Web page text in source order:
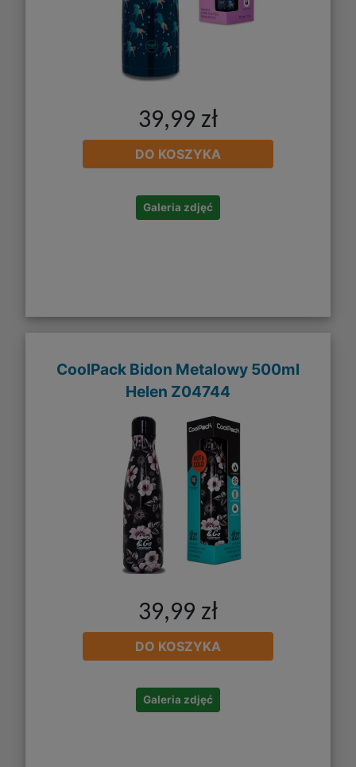
39,99 zł
DO KOSZYKA
Galeria zdjęć
CoolPack Bidon Metalowy 500ml
Helen Z04744
39,99 zł
DO KOSZYKA
Galeria zdjęć